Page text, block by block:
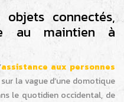
connectés,
au maintien à
assistance aux personnes
la vague d’une domotique
le quotidien occidental, de